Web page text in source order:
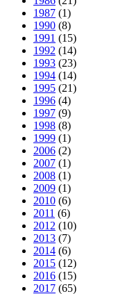
1987 (1)
1990 (8)
1991 (15)
1992 (14)
1993 (23)
1994 (14)
1995 (21)
1996 (4)
1997 (9)
1998 (8)
1999 (1)
2006 (2)
2007 (1)
2008 (1)
2009 (1)
2010 (6)
2011 (6)
2012 (10)
2013 (7)
2014 (6)
2015 (12)
2016 (15)
2017 (65)